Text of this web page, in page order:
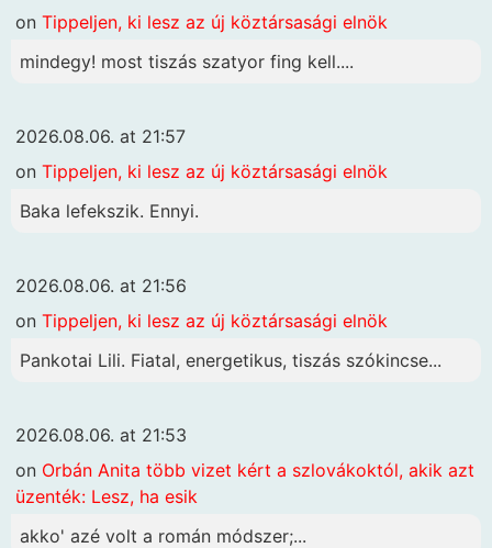
on Tippeljen, ki lesz az új köztársasági elnök
mindegy! most tiszás szatyor fing kell....
2026.08.06. at 21:57
on Tippeljen, ki lesz az új köztársasági elnök
Baka lefekszik. Ennyi.
2026.08.06. at 21:56
on Tippeljen, ki lesz az új köztársasági elnök
Pankotai Lili. Fiatal, energetikus, tiszás szókincse...
2026.08.06. at 21:53
on Orbán Anita több vizet kért a szlovákoktól, akik azt
üzenték: Lesz, ha esik
akko' azé volt a román módszer;...